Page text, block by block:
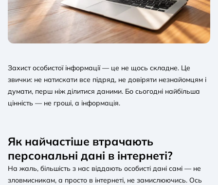
Захист особистої інформації — це не щось складне. Це
звички: не натискати все підряд, не довіряти незнайомцям і
думати, перш ніж ділитися даними. Бо сьогодні найбільша
цінність — не гроші, а інформація.
Як найчастіше втрачають
персональні дані в інтернеті?
На жаль, більшість з нас віддають особисті дані самі — не
зловмисникам, а просто в інтернеті, не замислюючись. Ось